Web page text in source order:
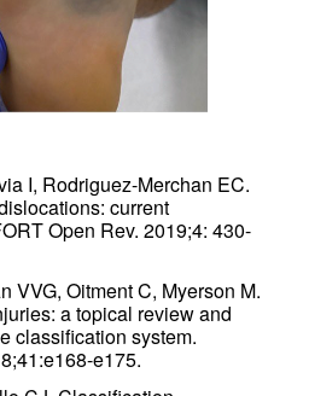
I, Rodriguez-Merchan EC.
current
Open Rev. 2019;4: 430-
VVG, Oitment C, Myerson M.
a topical review and
classification system.
e175.